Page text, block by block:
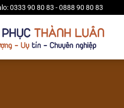
0333 90 80 83 - 0888 90 80 83